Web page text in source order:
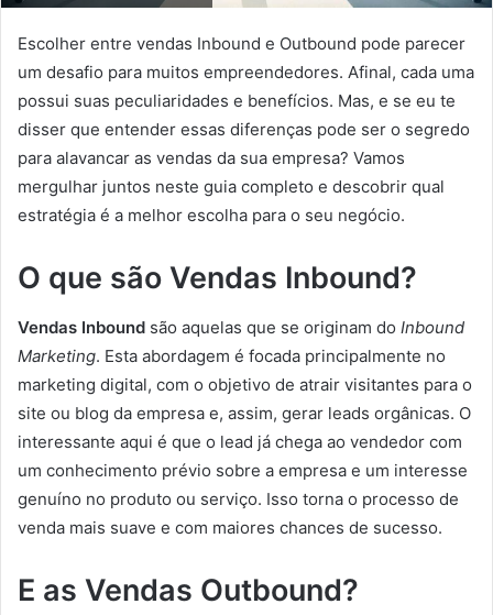
Escolher entre vendas Inbound e Outbound pode parecer
um desafio para muitos empreendedores. Afinal, cada uma
possui suas peculiaridades e benefícios. Mas, e se eu te
disser que entender essas diferenças pode ser o segredo
para alavancar as vendas da sua empresa? Vamos
mergulhar juntos neste guia completo e descobrir qual
estratégia é a melhor escolha para o seu negócio.
O que são Vendas Inbound?
Vendas Inbound são aquelas que se originam do Inbound
Marketing. Esta abordagem é focada principalmente no
marketing digital, com o objetivo de atrair visitantes para o
site ou blog da empresa e, assim, gerar leads orgânicas. O
interessante aqui é que o lead já chega ao vendedor com
um conhecimento prévio sobre a empresa e um interesse
genuíno no produto ou serviço. Isso torna o processo de
venda mais suave e com maiores chances de sucesso.
E as Vendas Outbound?